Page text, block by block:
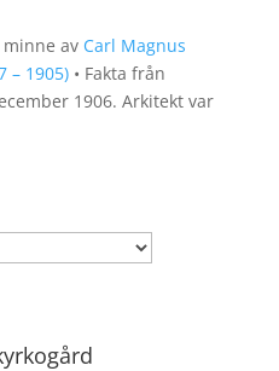
av Carl Magnus
– 1905)• Fakta från
1906. Arkitekt var